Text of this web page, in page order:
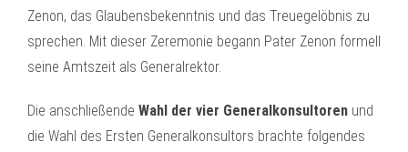
Zenon, das Glaubensbekenntnis und das Treuegelöbnis zu
sprechen. Mit dieser Zeremonie begann Pater Zenon formell
seine Amtszeit als Generalrektor.
Die anschließende Wahl der vier Generalkonsultoren und
die Wahl des Ersten Generalkonsultors brachte folgendes